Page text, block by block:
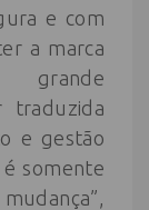
e com
a marca
traduzida
e gestão
somente